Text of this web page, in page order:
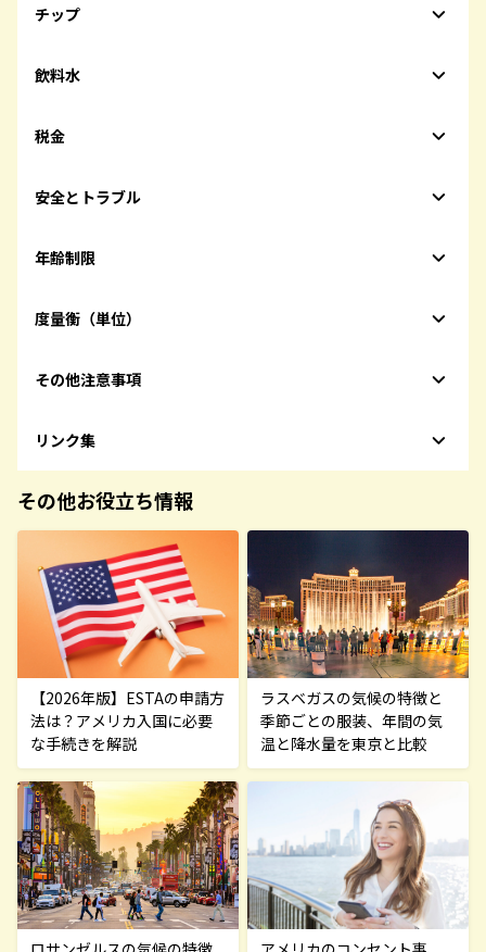
チップ
飲料水
税金
安全とトラブル
年齢制限
度量衡（単位）
その他注意事項
リンク集
その他お役立ち情報
【2026年版】ESTAの申請方
法は？アメリカ入国に必要
な手続きを解説
ラスベガスの気候の特徴と
季節ごとの服装、年間の気
温と降水量を東京と比較